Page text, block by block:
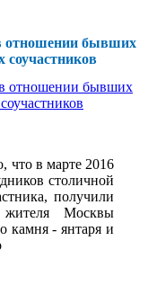
отношении бывших
соучастников
что в марте 2016
столичной
получили
Москвы
камня - янтаря и